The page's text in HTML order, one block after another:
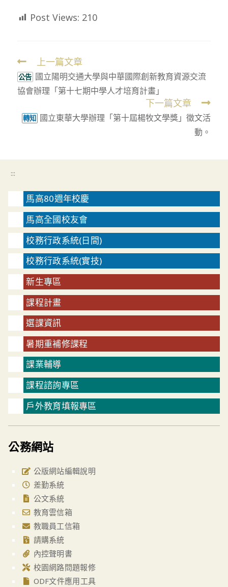
Post Views: 210
Read
more
articles
上一篇文章
公告 國立陽明交通大學與中華國際創新教育資源交流
協會辦理「第十七期中學人才培育計畫」
下一篇文章
轉知 國立東華大學辦理「第十屆楊牧文學獎」徵文活
動。
:::
馬高80週年校慶
馬高全國校友會
校務行政系統(日間)
校務行政系統(實技)
新生專區
課程計畫
選課資訊
暑期重補修課程
課業輔導
課程諮詢專區
戶外教育填報專區
公務網站
公版網站編輯說明
差勤系統
公文系統
教育雲信箱
教職員工信箱
請購系統
內控聲明書
校園網路問題報修
ODF文件應用工具